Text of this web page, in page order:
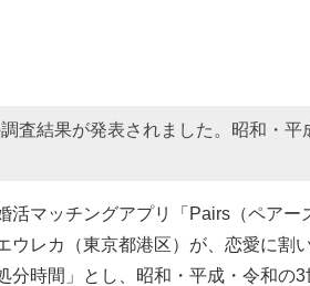
査結果が発表されました。昭和・平
活マッチングアプリ「Pairs（ペアー
ウレカ（東京都港区）が、恋愛に割
分時間」とし、昭和・平成・令和の